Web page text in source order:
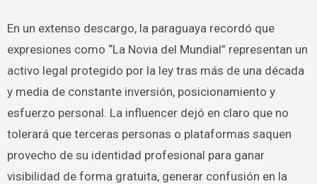
En un extenso descargo, la paraguaya recordó que
expresiones como “La Novia del Mundial” representan un
activo legal protegido por la ley tras más de una década
y media de constante inversión, posicionamiento y
esfuerzo personal. La influencer dejó en claro que no
tolerará que terceras personas o plataformas saquen
provecho de su identidad profesional para ganar
visibilidad de forma gratuita, generar confusión en la